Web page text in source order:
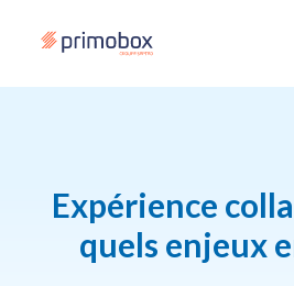
Enjeux
Expérience
quels enjeux